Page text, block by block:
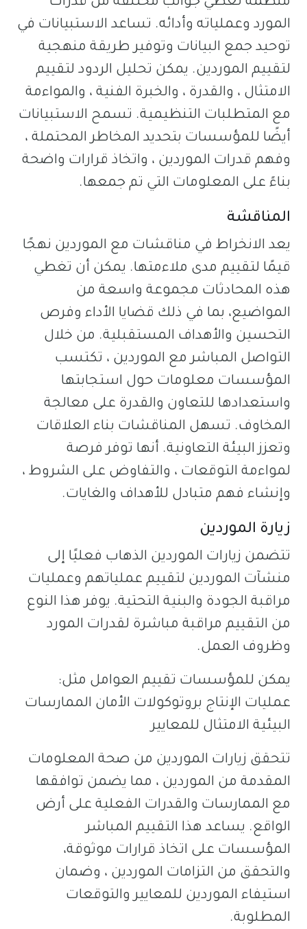
المورد وعملياته وأدائه. تساعد الاستبيانات في
توحيد جمع البيانات وتوفير طريقة منهجية
لتقييم الموردين. يمكن تحليل الردود لتقييم
الامتثال ، والقدرة ، والخبرة الفنية ، والمواءمة
مع المتطلبات التنظيمية. تسمح الاستبيانات
أيضًا للمؤسسات بتحديد المخاطر المحتملة ،
وفهم قدرات الموردين ، واتخاذ قرارات واضحة
بناءً على المعلومات التي تم جمعها.
المناقشة
يعد الانخراط في مناقشات مع الموردين نهجًا
قيمًا لتقييم مدى ملاءمتها. يمكن أن تغطي
هذه المحادثات مجموعة واسعة من
المواضيع، بما في ذلك قضايا الأداء وفرص
التحسين والأهداف المستقبلية. من خلال
التواصل المباشر مع الموردين ، تكتسب
المؤسسات معلومات حول استجابتها
واستعدادها للتعاون والقدرة على معالجة
المخاوف. تسهل المناقشات بناء العلاقات
وتعزز البيئة التعاونية. أنها توفر فرصة
لمواءمة التوقعات ، والتفاوض على الشروط ،
وإنشاء فهم متبادل للأهداف والغايات.
زيارة الموردين
تتضمن زيارات الموردين الذهاب فعليًا إلى
منشآت الموردين لتقييم عملياتهم وعمليات
مراقبة الجودة والبنية التحتية. يوفر هذا النوع
من التقييم مراقبة مباشرة لقدرات المورد
وظروف العمل.
يمكن للمؤسسات تقييم العوامل مثل:
عمليات الإنتاج بروتوكولات الأمان الممارسات
البيئية الامتثال للمعايير
تتحقق زيارات الموردين من صحة المعلومات
المقدمة من الموردين ، مما يضمن توافقها
مع الممارسات والقدرات الفعلية على أرض
الواقع. يساعد هذا التقييم المباشر
المؤسسات على اتخاذ قرارات موثوقة،
والتحقق من التزامات الموردين ، وضمان
استيفاء الموردين للمعايير والتوقعات
المطلوبة.